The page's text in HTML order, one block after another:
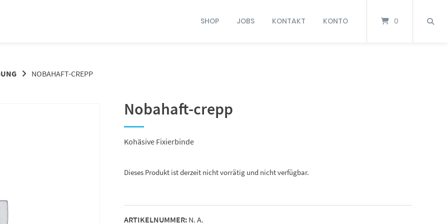
SHOP JOBS KONTAKT KONTO 0
NOBAHAFT-CREPP
Nobahaft-crepp
Kohäsive Fixierbinde
Dieses Produkt ist derzeit nicht vorrätig und nicht verfügbar.
ARTIKELNUMMER: N. A.